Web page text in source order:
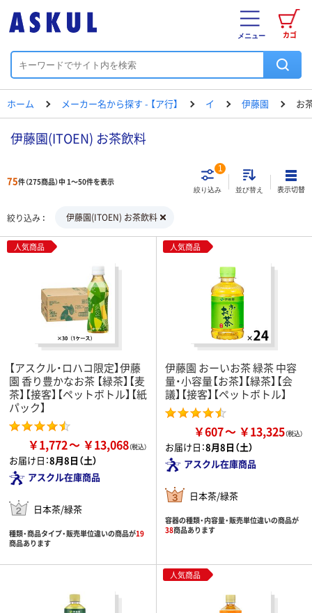
カゴ
メニュー
ホーム メーカー名から探す - 【ア行】 イ 伊藤園 お
伊藤園(ITOEN) お茶飲料
75件（275商品）中 1～50件を表示
絞り込み
1
並び替え 表示切替
絞り込み 伊藤園(ITOEN) お茶飲料
人気商品
【アスクル・ロハコ限定】伊藤
園 香り豊かなお茶 【緑茶】【麦
茶】【接客】【ペットボトル】【紙
パック】
￥1,772 ￥13,068
お届け日：8月8日（土）
アスクル在庫商品
日本茶/緑茶
種類・商品タイプ・販売単位違いの商品が19
商品あります
人気商品
伊藤園 おーいお茶 緑茶 中容
量・小容量【お茶】【緑茶】【会
議】【接客】【ペットボトル】
￥607 ￥13,325
お届け日：8月8日（土）
アスクル在庫商品
日本茶/緑茶
容器の種類・内容量・販売単位違いの商品が
38商品あります
人気商品